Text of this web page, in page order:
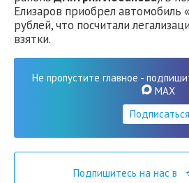
Елизаров приобрел автомобиль
рублей, что посчитали
взятки.
Не пропустите главное -
MAX
Подписаться
Подпишитесь на нас в